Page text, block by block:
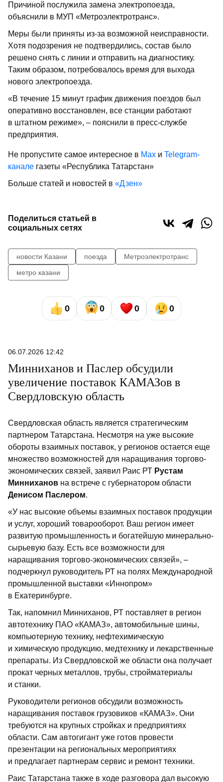
Причиной послужила замена электропоезда,
объяснили в МУП «Метроэлектротранс».
Меры были приняты из-за возможной неисправности.
Хотя подозрения не подтвердились, состав было
решено снять с линии и отправить на диагностику.
Таким образом, потребовалось время для выхода
нового электропоезда.
«В течение 15 минут график движения поездов был
оперативно восстановлен, все станции работают
в штатном режиме», – пояснили в пресс-службе
предприятия.
Не пропустите самое интересное в Max и Telegram-
канале газеты «Республика Татарстан»
Больше статей и новостей в «Дзен»
Поделиться статьей в
социальных сетях
новости Казани поезда
Метроэлектротранс
метро казани
0 0 0 0
06.07.2026 12:42
Минниханов и Паслер обсудили
увеличение поставок КАМАЗов в
Свердловскую область
Свердловская область является стратегическим
партнером Татарстана. Несмотря на уже высокие
обороты взаимных поставок, у регионов остается еще
множество возможностей для наращивания торгово-
экономических связей, заявил Раис РТ Рустам
Минниханов на встрече с губернатором области
Денисом Паслером.
«У нас высокие объемы взаимных поставок продукции
и услуг, хороший товарооборот. Ваш регион имеет
развитую промышленность и богатейшую минерально-
сырьевую базу. Есть все возможности для
наращивания торгово-экономических связей», –
подчеркнул руководитель РТ на полях Международной
промышленной выставки «Иннопром»
в Екатеринбурге.
Так, напомнил Минниханов, РТ поставляет в регион
автотехнику ПАО «КАМАЗ», автомобильные шины,
компьютерную технику, нефтехимическую
и химическую продукцию, медтехнику и лекарственные
препараты. Из Свердловской же области она получает
прокат черных металлов, трубы, стройматериалы
и станки.
Руководители регионов обсудили возможность
наращивания поставок грузовиков «КАМАЗ». Они
требуются на крупных стройках и предприятиях
области. Сам автогигант уже готов провести
презентации на региональных мероприятиях
и предлагает партнерам сервис и ремонт техники.
Раис Татарстана также в ходе разговора дал высокую